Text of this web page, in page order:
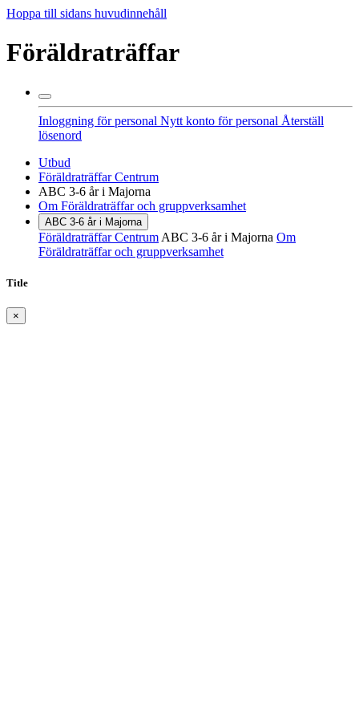
Hoppa till sidans huvudinnehåll
Föräldraträffar
Inloggning för personal Nytt konto för personal Återställ
lösenord
Utbud
Föräldraträffar Centrum
ABC 3-6 år i Majorna
Om Föräldraträffar och gruppverksamhet
ABC 3-6 år i Majorna
Föräldraträffar Centrum ABC 3-6 år i Majorna Om
Föräldraträffar och gruppverksamhet
Title
×